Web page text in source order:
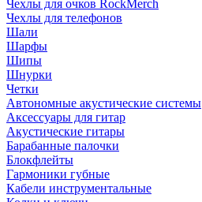
Чехлы для очков RockMerch
Чехлы для телефонов
Шали
Шарфы
Шипы
Шнурки
Четки
Автономные акустические системы
Аксессуары для гитар
Акустические гитары
Барабанные палочки
Блокфлейты
Гармоники губные
Кабели инструментальные